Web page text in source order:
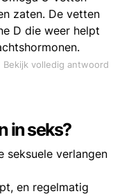
zaten. De vetten
D die weer helpt
Bekijk volledig antwoord
in seks?
seksuele verlangen
en regelmatig